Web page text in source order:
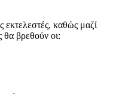
εκτελεστές, καθώς μαζί
θα βρεθούν οι: